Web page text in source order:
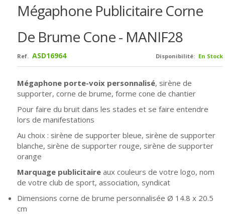
Mégaphone Publicitaire Corne
De Brume Cone - MANIF28
Disponibilité: En Stock
Ref. ASD16964
Mégaphone porte-voix personnalisé, sirène de
supporter, corne de brume, forme cone de chantier
Pour faire du bruit dans les stades et se faire entendre
lors de manifestations
Au choix : sirène de supporter bleue, sirène de supporter
blanche, sirène de supporter rouge, sirène de supporter
orange
Marquage publicitaire aux couleurs de votre logo, nom
de votre club de sport, association, syndicat
Dimensions corne de brume personnalisée Ø 14.8 x 20.5
cm